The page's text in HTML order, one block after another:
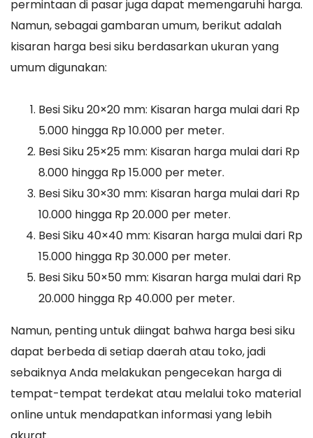
permintaan di pasar juga dapat memengaruhi harga.
Namun, sebagai gambaran umum, berikut adalah
kisaran harga besi siku berdasarkan ukuran yang
umum digunakan:
Besi Siku 20×20 mm: Kisaran harga mulai dari Rp
5.000 hingga Rp 10.000 per meter.
Besi Siku 25×25 mm: Kisaran harga mulai dari Rp
8.000 hingga Rp 15.000 per meter.
Besi Siku 30×30 mm: Kisaran harga mulai dari Rp
10.000 hingga Rp 20.000 per meter.
Besi Siku 40×40 mm: Kisaran harga mulai dari Rp
15.000 hingga Rp 30.000 per meter.
Besi Siku 50×50 mm: Kisaran harga mulai dari Rp
20.000 hingga Rp 40.000 per meter.
Namun, penting untuk diingat bahwa harga besi siku
dapat berbeda di setiap daerah atau toko, jadi
sebaiknya Anda melakukan pengecekan harga di
tempat-tempat terdekat atau melalui toko material
online untuk mendapatkan informasi yang lebih